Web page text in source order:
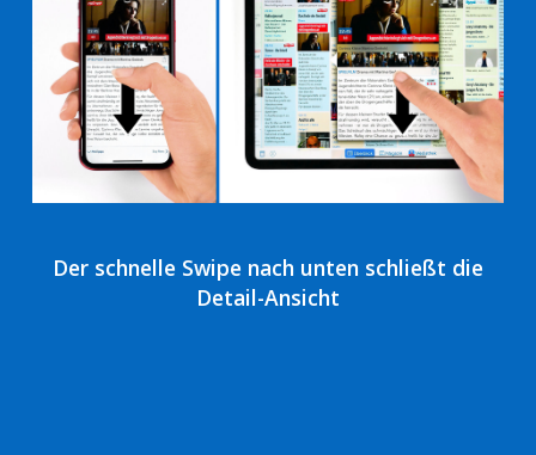
Der schnelle Swipe nach unten schließt die
Detail-Ansicht